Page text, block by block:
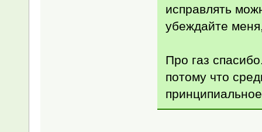
исправлять
убеждайте
Про газ
потому что